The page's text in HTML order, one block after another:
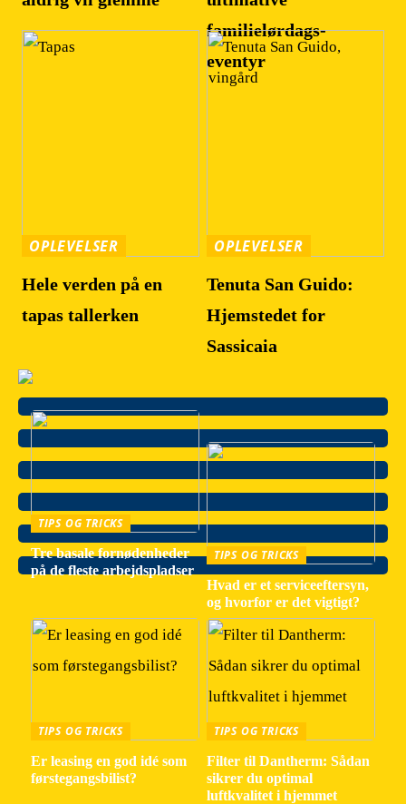
familielørdags-
eventyr
OPLEVELSER
Hele verden på en
tapas tallerken
OPLEVELSER
Tenuta San Guido:
Hjemstedet for
Sassicaia
TIPS OG TRICKS
Tre basale fornødenheder
på de fleste arbejdspladser
TIPS OG TRICKS
Hvad er et serviceeftersyn,
og hvorfor er det vigtigt?
TIPS OG TRICKS
Er leasing en god idé som
førstegangsbilist?
TIPS OG TRICKS
Filter til Dantherm: Sådan
sikrer du optimal
luftkvalitet i hjemmet